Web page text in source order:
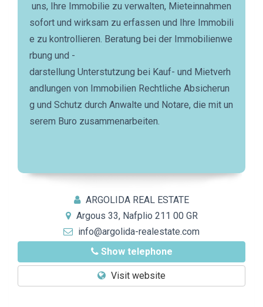
uns, Ihre Immobilie zu verwalten, Mieteinnahmen
sofort und wirksam zu erfassen und Ihre Immobili
e zu kontrollieren. Beratung bei der Immobilienwe
rbung und -
darstellung Unterstutzung bei Kauf- und Mietverh
andlungen von Immobilien Rechtliche Absicherun
g und Schutz durch Anwalte und Notare, die mit un
serem Buro zusammenarbeiten.
ARGOLIDA REAL ESTATE
Argous 33, Nafplio 211 00 GR
info@argolida-realestate.com
Show telephone
Visit website